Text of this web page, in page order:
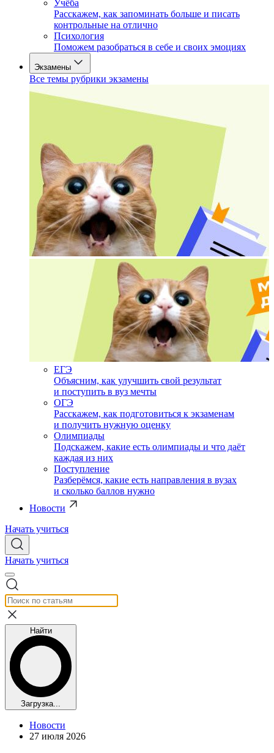
Учёба
Расскажем, как запоминать больше и писать
контрольные на отлично
Психология
Поможем разобраться в себе и своих эмоциях
Экзамены
Все темы рубрики экзамены
ЕГЭ
Объясним, как улучшить свой результат
и поступить в вуз мечты
ОГЭ
Расскажем, как подготовиться к экзаменам
и получить нужную оценку
Олимпиады
Подскажем, какие есть олимпиады и что даёт
каждая из них
Поступление
Разберёмся, какие есть направления в вузах
и сколько баллов нужно
Новости
Начать учиться
Начать учиться
Найти
Загрузка...
Новости
27 июля 2026